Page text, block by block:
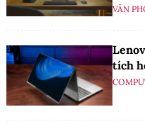
VĂN
tích